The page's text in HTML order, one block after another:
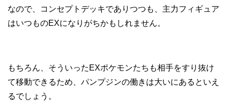
なので、コンセプトデッキでありつつも、主力フィギュア
はいつものEXになりがちかもしれません。
もちろん、そういったEXポケモンたちも相手をすり抜け
て移動できるため、パンプジンの働きは大いにあるといえ
るでしょう。